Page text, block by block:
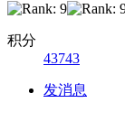
积分
43743
发消息